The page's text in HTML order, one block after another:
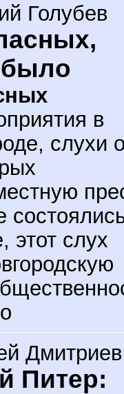
Голубев
было
в
слухи
этот слух
Дмитриев
Питер: